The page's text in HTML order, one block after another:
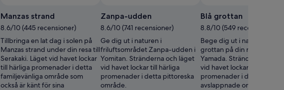
Manzas strand
8.6/10 (445 recensioner)
Tillbringa en lat dag i solen på
Manzas strand under din resa till
Serakaki. Läget vid havet lockar
till härliga promenader i detta
familjevänliga område som
också är känt för sina
Zanpa-udden
8.6/10 (741 recensioner)
Ge dig ut i naturen i
friluftsområdet Zanpa-udden i
Yomitan. Stränderna och läget
vid havet lockar till härliga
promenader i detta pittoreska
område.
Blå grottan
8.8/10 (549 recensioner)
Bege dig ut i naturen vid
grottan på din resa runt
Yamada. Stränderna och
vid havet lockar till härliga
promenader i detta
avslappnade område.